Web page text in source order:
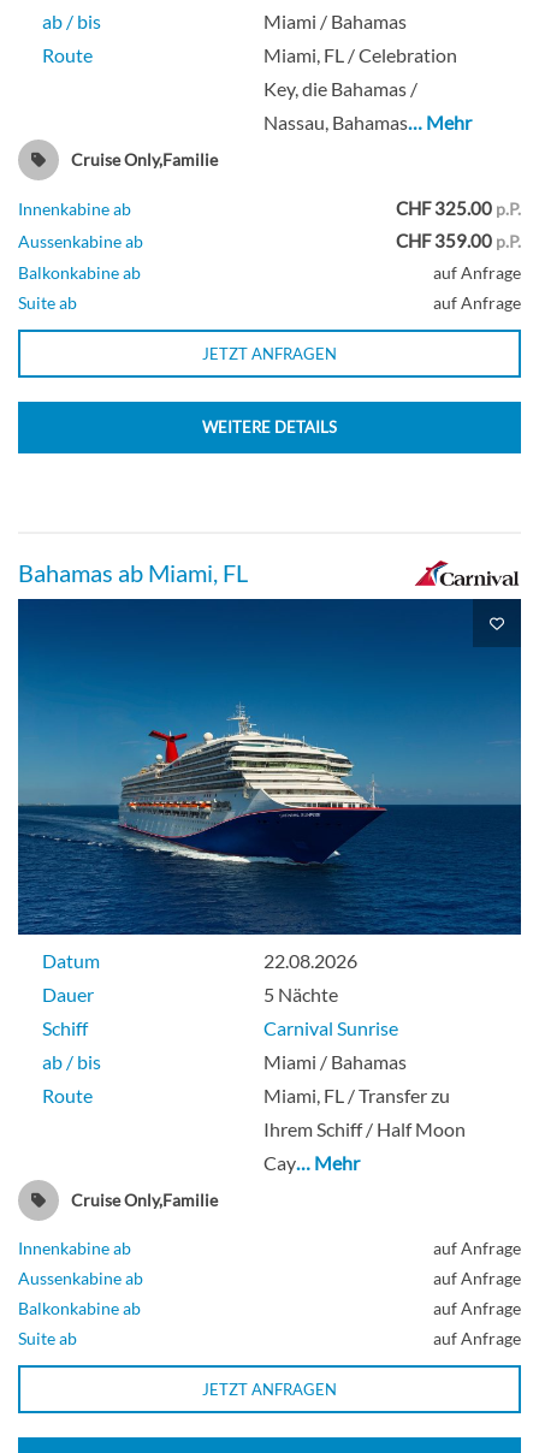
Aussenkabine
Meerblick-Kabine mit Balkon (Aussicht
eingeschränkt)-[6B]
Kabine mit Meerblick-[6D]
Promenaden-Deck
Aussenkabine
Kabine mit Panorama-Meerblick-[6J]
Lido-Deck
Große Panorama-Kabine mit Meerblick-
[6K]
Lido-Deck
Aussenkabine
ab / bis
Miami / Bahamas
Route
Miami, FL / Celebration
Key, die Bahamas /
Nassau, Bahamas… Mehr
Cruise Only,Familie
Innenkabine ab CHF 325.00 p.P.
Aussenkabine ab
CHF 359.00 p.P.
Balkonkabine ab
auf Anfrage
Suite ab
auf Anfrage
JETZT ANFRAGEN
WEITERE DETAILS
Bahamas ab Miami, FL
Datum
22.08.2026
Dauer
5 Nächte
Schiff
Carnival Sunrise
ab / bis
Miami / Bahamas
Route
Miami, FL / Transfer zu
Ihrem Schiff / Half Moon
Cay… Mehr
Cruise Only,Familie
Innenkabine ab
auf Anfrage
Aussenkabine ab
auf Anfrage
Balkonkabine ab
auf Anfrage
Suite ab
auf Anfrage
JETZT ANFRAGEN